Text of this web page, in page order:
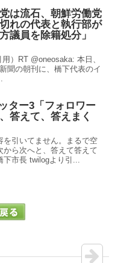
は流石、朝鮮労働党
れの代表と執行部が
議員を除籍処分」
）RT @oneosaka: 本日、
聞の朝刊に、橋下代表のイ
ター3「フォロワー
答えて、答えまく
を引いてません。まるで空
ら次へと、答えて答えて
下市長 twilogより引...